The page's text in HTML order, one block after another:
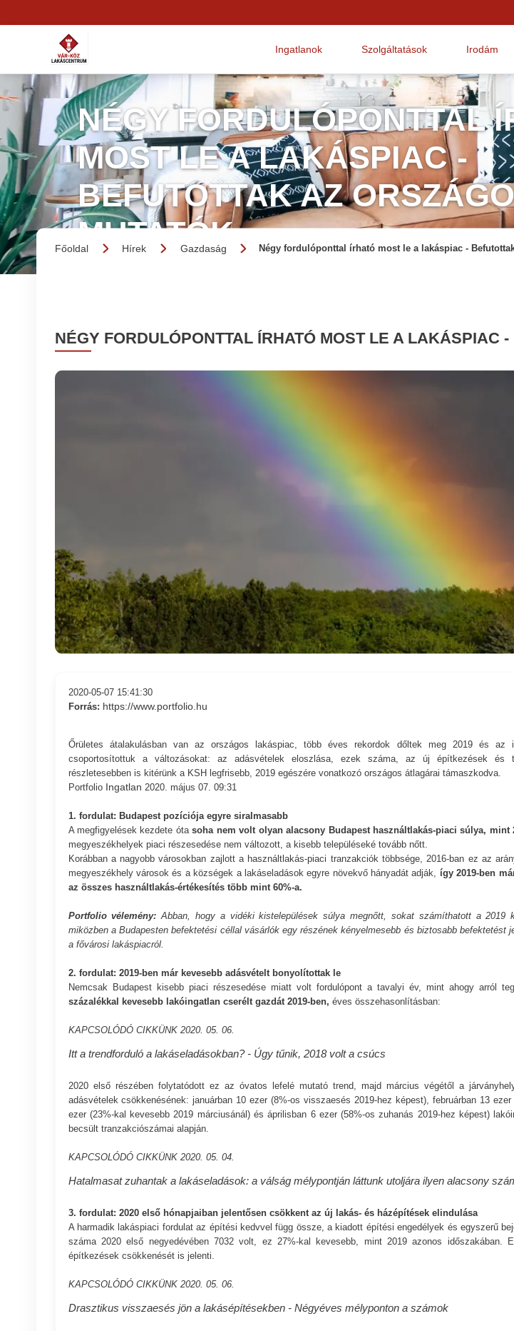
Ingatlanok Szolgáltatások Irodám
NÉGY FORDULÓPONTTAL
MOST LE A LAKÁSPIAC -
BEFUTOTTAK AZ
MUTATÓK
Főoldal Hírek Gazdaság Négy fordulóponttal írható most le a lakáspiac -
NÉGY FORDULÓPONTTAL ÍRHATÓ MOST LE A LAKÁSPIAC
2020-05-07 15:41:30
Forrás: https://www.portfolio.hu
Őrületes átalakulásban van az országos lakáspiac, több éves rekordok dőltek meg 2019 és
csoportosítottuk a változásokat: az adásvételek eloszlása, ezek száma, az új építkezések és
részletesebben is kitérünk a KSH legfrisebb, 2019 egészére vonatkozó országos átlagárai támaszkodva.
Portfolio Ingatlan 2020. május 07. 09:31
1. fordulat: Budapest pozíciója egyre siralmasabb
A megfigyelések kezdete ótasoha nem volt olyan alacsony Budapest használtlakás-piaci súlya, mint
megyeszékhelyek piaci részesedése nem változott, a kisebb településeké tovább nőtt.
Korábban a nagyobb városokban zajlott a használtlakás-piaci tranzakciók többsége, 2016-ban ez az
megyeszékhely városok és a községek a lakáseladások egyre növekvő hányadát adják, így 2019-ben
az összes használtlakás-értékesítés több mint 60%-a.
Portfolio vélemény:Abban, hogy a vidéki kistelepülések súlya megnőtt, sokat számíthatott a 2019
miközben a Budapesten befektetési céllal vásárlók egy részének kényelmesebb és biztosabb befektetést
a fővárosi lakáspiacról.
2. fordulat: 2019-ben már kevesebb adásvételt bonyolítottak le
Nemcsak Budapest kisebb piaci részesedése miatt volt fordulópont a tavalyi év, mint ahogy arról
százalékkal kevesebb lakóingatlan cserélt gazdát 2019-ben, éves összehasonlításban:
KAPCSOLÓDÓ CIKKÜNK 2020. 05. 06.
Itt a trendforduló a lakáseladásokban? - Úgy tűnik, 2018 volt a csúcs
2020 első részében folytatódott ez az óvatos lefelé mutató trend, majd március végétől a
adásvételek csökkenésének: januárban 10 ezer (8%-os visszaesés 2019-hez képest), februárban 13
ezer (23%-kal kevesebb 2019 márciusánál) és áprilisban 6 ezer (58%-os zuhanás 2019-hez képest)
becsült tranzakciószámai alapján.
KAPCSOLÓDÓ CIKKÜNK 2020. 05. 04.
Hatalmasat zuhantak a lakáseladások: a válság mélypontján láttunk utoljára ilyen alacsony
3. fordulat: 2020 első hónapjaiban jelentősen csökkent az új lakás- és házépítések elindulása
A harmadik lakáspiaci fordulat az építési kedvvel függ össze, a kiadott építési engedélyek és egyszerű
száma 2020 első negyedévében 7032 volt, ez 27%-kal kevesebb, mint 2019 azonos időszakában.
építkezések csökkenését is jelenti.
KAPCSOLÓDÓ CIKKÜNK 2020. 05. 06.
Drasztikus visszaesés jön a lakásépítésekben - Négyéves mélyponton a számok